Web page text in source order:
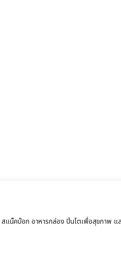
น็คบ๊อก อาหารกล่อง ปิ่นโตเพื่อสุขภาพ